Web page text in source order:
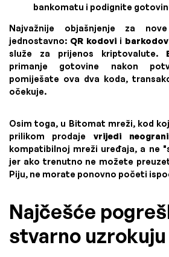
bankomatu i podignite
Najvažnije objašnjenje za
jednostavno: QR kodovi i
služe za prijenos kriptovalute.
primanje gotovine nakon
pomiješate ova dva koda,
očekuje.
Osim toga, u Bitomat mreži, kod
prilikom prodaje vrijedi
kompatibilnoj mreži uređaja, a ne
jer ako trenutno ne možete
Piju, ne morate ponovno početi
Najčešće
stvarno